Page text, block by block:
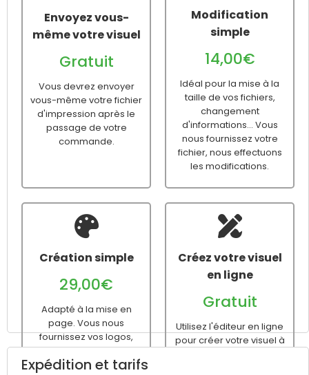
Envoyez vous-
même votre visuel
Gratuit
Vous devrez envoyer
vous-même votre fichier
d'impression après le
passage de votre
commande.
Modification
simple
14,00€
Idéal pour la mise à la
taille de vos fichiers,
changement
d'informations... Vous
nous fournissez votre
fichier, nous effectuons
les modifications.
Création simple
29,00€
Adapté à la mise en
page. Vous nous
fournissez vos logos,
textes, images... Nous
nous chargeons de la
Créez votre visuel
en ligne
Gratuit
Utilisez l'éditeur en ligne
pour créer votre visuel à
Expédition et tarifs